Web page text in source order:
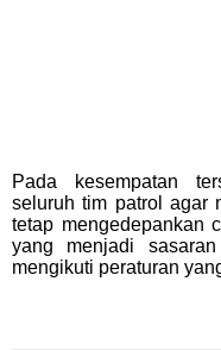
Pada kesempatan
seluruh tim patrol agar
tetap mengedepankan
yang menjadi
mengikuti peraturan